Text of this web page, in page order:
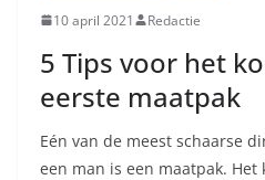
10 april 2021 Redactie
5 Tips voor het
eerste maatpak
Eén van de meest schaarse
een man is een maatpak. Het